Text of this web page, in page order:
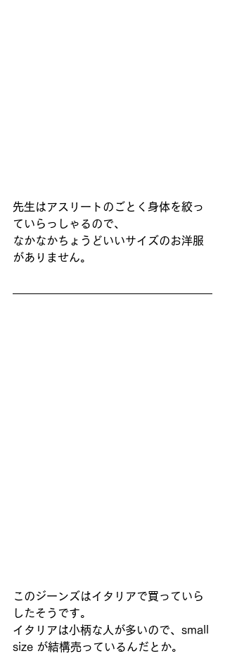
先生はアスリートのごとく身体を絞っ
ていらっしゃるので、
なかなかちょうどいいサイズのお洋服
がありません。
このジーンズはイタリアで買っていら
したそうです。
イタリアは小柄な人が多いので、small
size が結構売っているんだとか。